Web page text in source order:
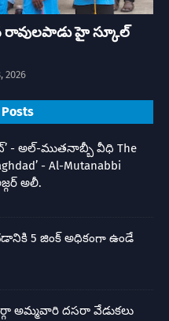
రావులపాడు హై స్కూల్
2026
- అల్-ముతనాబ్బీ వీధి The
- Al-Mutanabbi
అలీ.
5 జింక్ అధికంగా ఉండే
అమ్మవారి దసరా వేడుకలు